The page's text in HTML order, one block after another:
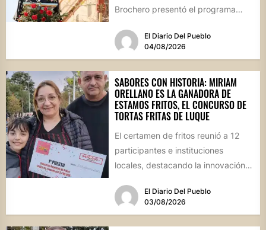
Brochero presentó el programa
El Diario Del Pueblo
04/08/2026
SABORES CON HISTORIA: MIRIAM
ORELLANO ES LA GANADORA DE
ESTAMOS FRITOS, EL CONCURSO DE
TORTAS FRITAS DE LUQUE
El certamen de fritos reunió a 12
participantes e instituciones
locales, destacando la innovación
El Diario Del Pueblo
03/08/2026